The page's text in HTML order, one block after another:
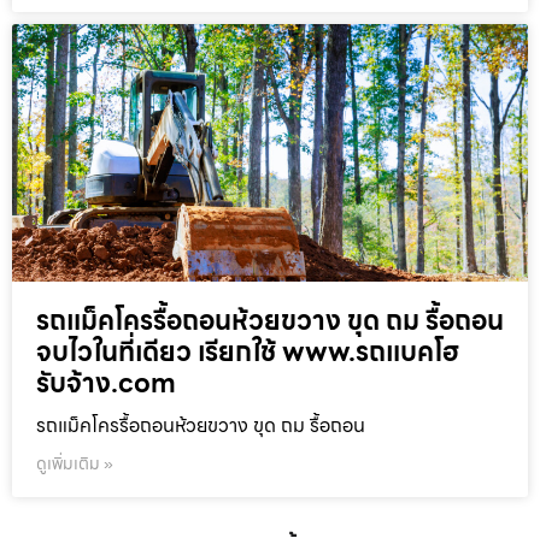
รถแม็คโครรื้อถอนห้วยขวาง ขุด ถม รื้อถอน
จบไวในที่เดียว เรียกใช้ www.รถแบคโฮ
รับจ้าง.com
รถแม็คโครรื้อถอนห้วยขวาง ขุด ถม รื้อถอน
ดูเพิ่มเติม »